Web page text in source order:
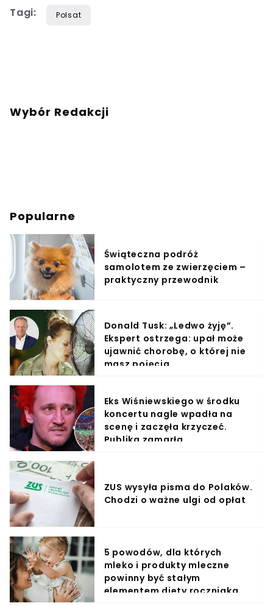
Tagi: Polsat
Wybór Redakcji
Popularne
Świąteczna podróż
samolotem ze zwierzęciem –
praktyczny przewodnik
Donald Tusk: „Ledwo żyję”.
Ekspert ostrzega: upał może
ujawnić chorobę, o której nie
masz pojęcia
Eks Wiśniewskiego w środku
koncertu nagle wpadła na
scenę i zaczęła krzyczeć.
Publika zamarła
ZUS wysyła pisma do Polaków.
Chodzi o ważne ulgi od opłat
5 powodów, dla których
mleko i produkty mleczne
powinny być stałym
elementem diety roczniaka